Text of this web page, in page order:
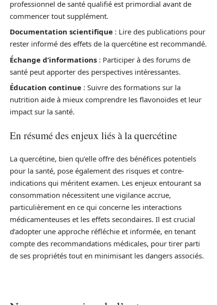
professionnel de santé qualifié est primordial avant de
commencer tout supplément.
Documentation scientifique : Lire des publications pour
rester informé des effets de la quercétine est recommandé.
Échange d’informations : Participer à des forums de
santé peut apporter des perspectives intéressantes.
Éducation continue : Suivre des formations sur la
nutrition aide à mieux comprendre les flavonoïdes et leur
impact sur la santé.
En résumé des enjeux liés à la quercétine
La quercétine, bien qu’elle offre des bénéfices potentiels
pour la santé, pose également des risques et contre-
indications qui méritent examen. Les enjeux entourant sa
consommation nécessitent une vigilance accrue,
particulièrement en ce qui concerne les interactions
médicamenteuses et les effets secondaires. Il est crucial
d’adopter une approche réfléchie et informée, en tenant
compte des recommandations médicales, pour tirer parti
de ses propriétés tout en minimisant les dangers associés.